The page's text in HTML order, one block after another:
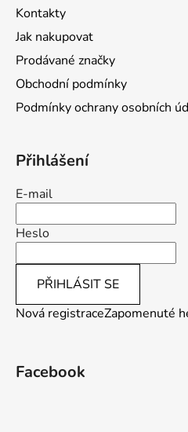
Kontakty
Jak nakupovat
Prodávané značky
Obchodní podmínky
Podmínky ochrany osobních
Přihlášení
E-mail
Heslo
PŘIHLÁSIT SE
Nová registraceZapomenuté
Facebook